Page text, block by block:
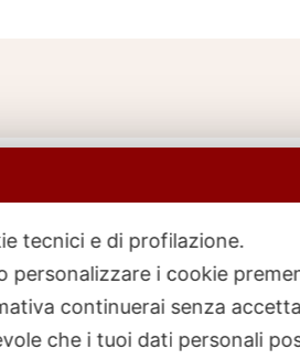
tecnici e di profilazione.
personalizzare i cookie
continuerai senza
che i tuoi dati personali